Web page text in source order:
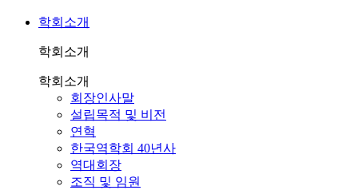
학회소개
학회소개
학회소개
회장인사말
설립목적 및 비전
연혁
한국역학회 40년사
역대회장
조직 및 임원